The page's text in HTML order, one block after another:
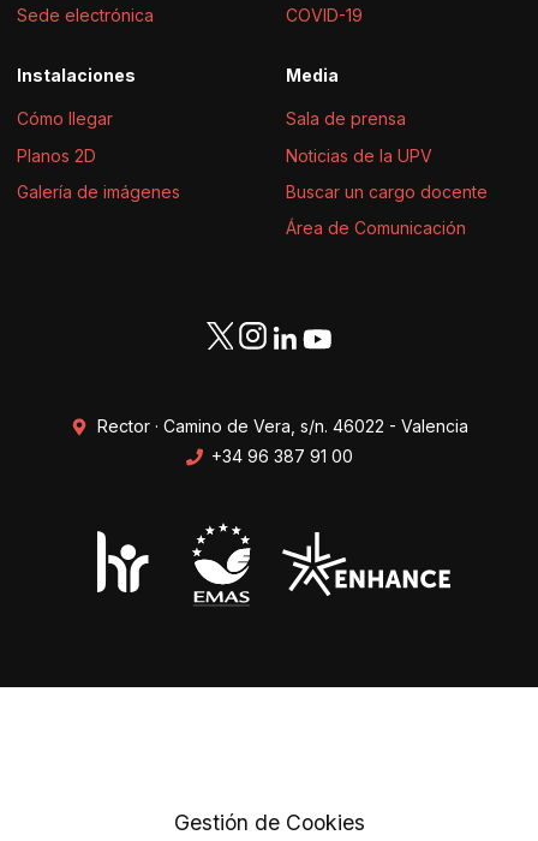
Sede electrónica
COVID-19
Instalaciones
Cómo llegar
Planos 2D
Galería de imágenes
Media
Sala de prensa
Noticias de la UPV
Buscar un cargo docente
Área de Comunicación
Rector · Camino de Vera, s/n. 46022 - Valencia
+34 96 387 91 00
Gestión de Cookies